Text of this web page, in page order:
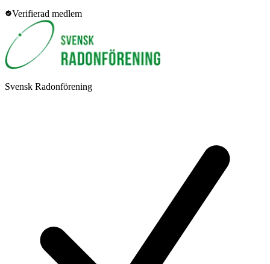
Verifierad medlem
Svensk Radonförening